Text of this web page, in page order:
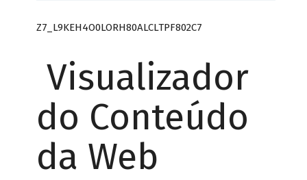
Z7_L9KEH4O0LORH80ALCLTPF802C7
Visualizador
do Conteúdo
da Web